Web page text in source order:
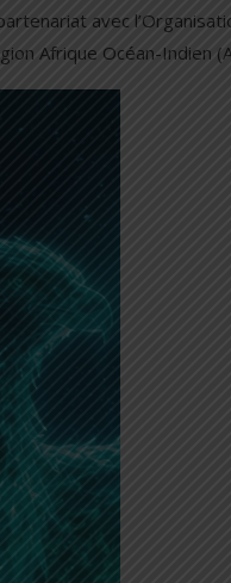
avec
Afrique Océan-Indien